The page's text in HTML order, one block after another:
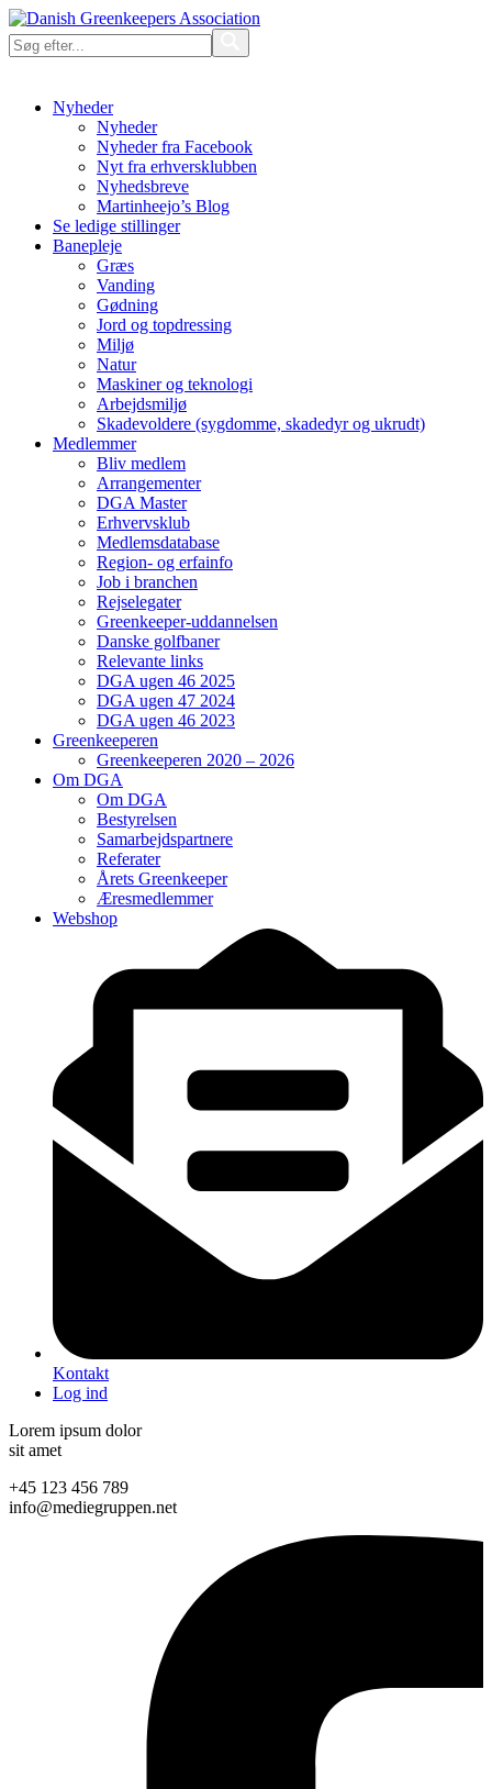
Nyheder
Nyheder
Nyheder fra Facebook
Nyt fra erhversklubben
Nyhedsbreve
Martinheejo’s Blog
Se ledige stillinger
Banepleje
Græs
Vanding
Gødning
Jord og topdressing
Miljø
Natur
Maskiner og teknologi
Arbejdsmiljø
Skadevoldere (sygdomme, skadedyr og ukrudt)
Medlemmer
Bliv medlem
Arrangementer
DGA Master
Erhvervsklub
Medlemsdatabase
Region- og erfainfo
Job i branchen
Rejselegater
Greenkeeper-uddannelsen
Danske golfbaner
Relevante links
DGA ugen 46 2025
DGA ugen 47 2024
DGA ugen 46 2023
Greenkeeperen
Greenkeeperen 2020 – 2026
Om DGA
Om DGA
Bestyrelsen
Samarbejdspartnere
Referater
Årets Greenkeeper
Æresmedlemmer
Webshop
Kontakt
Log ind
Lorem ipsum dolor
sit amet
+45 123 456 789
info@mediegruppen.net